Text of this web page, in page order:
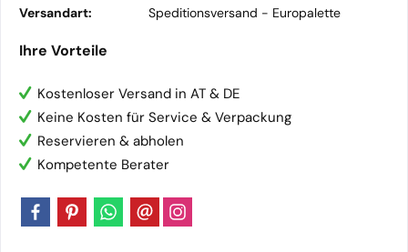
Versandart:
Speditionsversand - Europalette
Ihre Vorteile
Kostenloser Versand in AT & DE
Keine Kosten für Service & Verpackung
Reservieren & abholen
Kompetente Berater